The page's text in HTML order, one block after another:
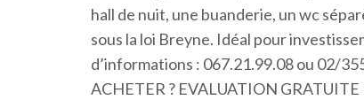
hall de nuit, une buanderie, un wc
sous la loi Breyne. Idéal pour
d’informations : 067.21.99.08 ou 02/
ACHETER ? EVALUATION